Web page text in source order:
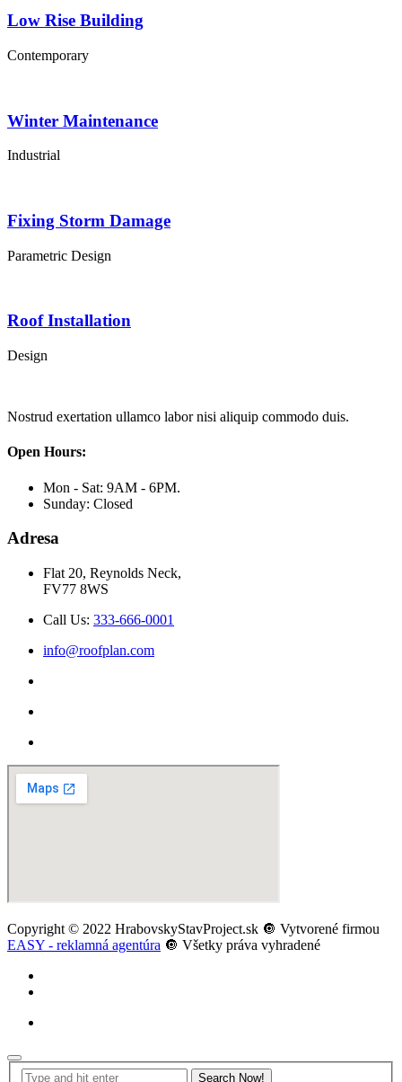
Low Rise Building
Contemporary
Winter Maintenance
Industrial
Fixing Storm Damage
Parametric Design
Roof Installation
Design
Nostrud exertation ullamco labor nisi aliquip commodo duis.
Open Hours:
Mon - Sat: 9AM - 6PM.
Sunday: Closed
Adresa
Flat 20, Reynolds Neck,
FV77 8WS
Call Us: 333-666-0001
info@roofplan.com
Copyright © 2022 HrabovskyStavProject.sk 🔘 Vytvorené firmou
EASY - reklamná agentúra 🔘 Všetky práva vyhradené